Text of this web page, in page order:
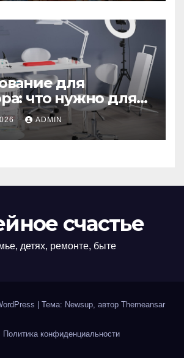
для
что нужно для
маникюра
ADMIN
счастье
детях, ремонте, быте
| Тема: Newsup, автор Themeansar
Политика конфиденциальности